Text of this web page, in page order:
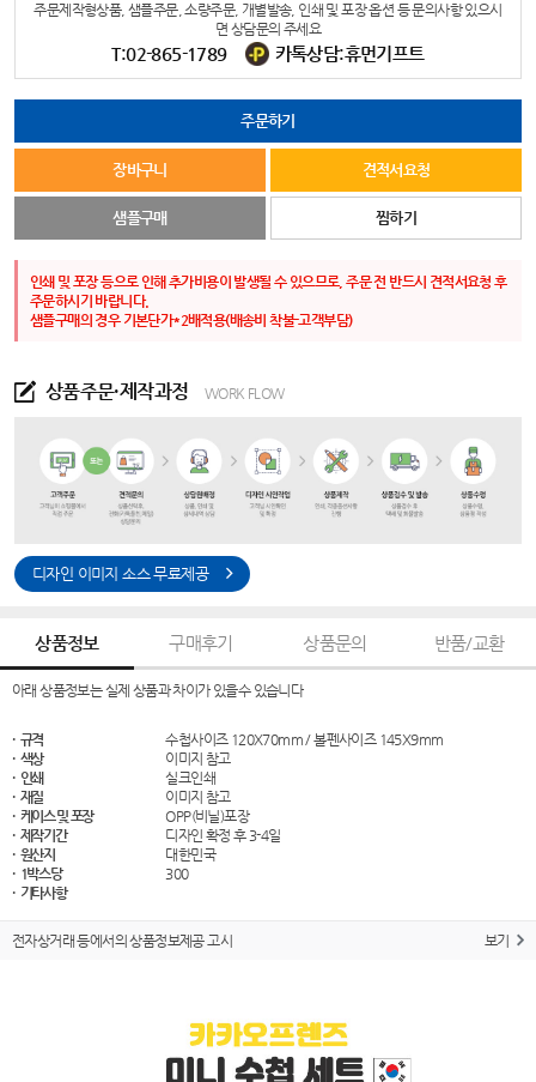
주문제작형상품, 샘플주문, 소량주문, 개별발송, 인쇄 및 포장 옵션 등 문의사항 있으시
면 상담문의 주세요
T:02-865-1789 카톡상담:휴먼기프트
주문하기
장바구니 견적서요청
샘플구매 찜하기
인쇄 및 포장 등으로 인해 추가비용이 발생될 수 있으므로, 주문 전 반드시 견적서요청 후
주문하시기 바랍니다.
샘플구매의 경우 기본단가*2배적용(배송비 착불-고객부담)
상품주문·제작과정 WORK FLOW
디자인 이미지 소스 무료제공
상품정보 구매후기 상품문의 반품/교환
아래 상품정보는 실제 상품과 차이가 있을수 있습니다
· 규격
수첩사이즈 120X70mm / 볼펜사이즈 145X9mm
· 색상
이미지 참고
· 인쇄
실크인쇄
· 재질
이미지 참고
· 케이스 및 포장
OPP(비닐)포장
· 제작기간
디자인 확정 후 3-4일
· 원산지
대한민국
· 1박스당
300
· 기타사항
전자상거래 등에서의 상품정보제공 고시 보기